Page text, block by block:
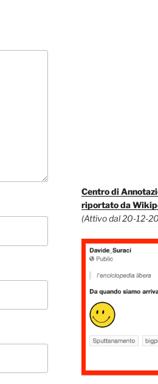
Centro di
riportato da
(Attivo dal 20-12-